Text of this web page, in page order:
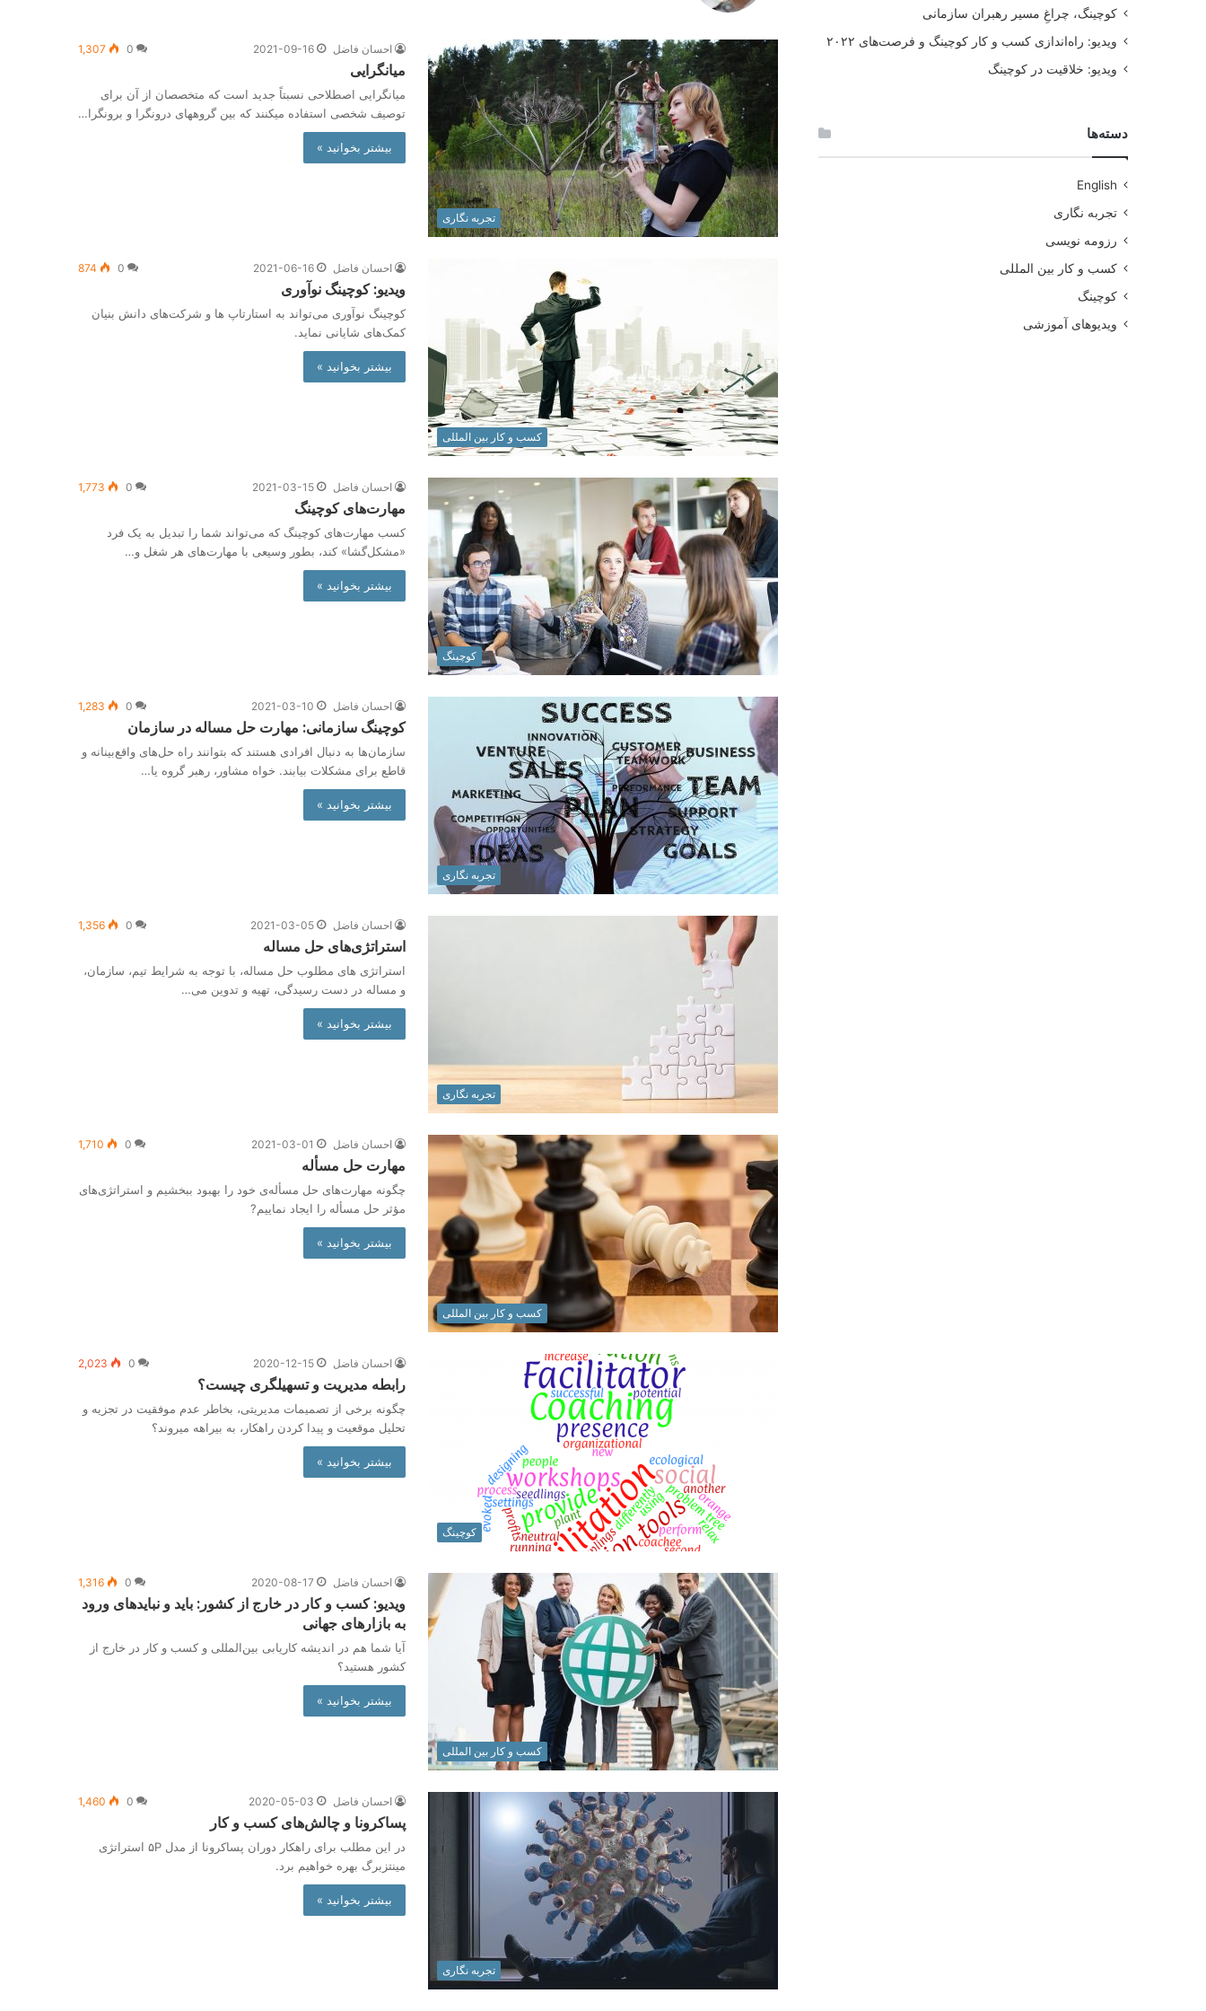
تجربه نگاری
احسان فاضل 2021-09-16
0
1,307
میانگرایی
میان­گرایی اصطلاحی نسبتاً جدید است که متخصصان از آن برای
توصیف شخصی استفاده می­کنند که بین گروه­های درون­گرا و برون­گرا…
بیشتر بخوانید »
کسب و کار بین المللی
احسان فاضل 2021-06-16
0
874
ویدیو: کوچینگ نوآوری
کوچینگ نوآوری می‌تواند به استارتاپ ها و شرکت‌های دانش بنیان
کمک‌های شایانی نماید.
بیشتر بخوانید »
کوچینگ
احسان فاضل 2021-03-15
0
1,773
مهارت‌های کوچینگ
کسب مهارت‌های کوچینگ که می‌تواند شما را تبدیل به یک فرد
«مشکل‌گشا» کند، بطور وسیعی با مهارت‌های هر شغل و…
بیشتر بخوانید »
تجربه نگاری
احسان فاضل 2021-03-10
0
1,283
کوچینگ سازمانی: مهارت حل مساله در سازمان
سازمان‌ها به دنبال افرادی هستند که بتوانند راه حل‌های واقع‌بینانه و
قاطع برای مشکلات بیابند. خواه مشاور، رهبر گروه یا…
بیشتر بخوانید »
تجربه نگاری
احسان فاضل 2021-03-05
0
1,356
استراتژی‌های حل مساله
استراتژی های مطلوب حل مساله، با توجه به شرایط تیم، سازمان،
و مساله در دست رسیدگی، تهیه و تدوین می…
بیشتر بخوانید »
کسب و کار بین المللی
احسان فاضل 2021-03-01
0
1,710
مهارت حل مسأله
چگونه مهارت‌های حل مسأله‌ی خود را بهبود ببخشیم و استراتژی‌های
مؤثر حل مسأله‌ را ایجاد نماییم?
بیشتر بخوانید »
کوچینگ
احسان فاضل 2020-12-15
0
2,023
رابطه مدیریت و تسهیلگری چیست؟
چگونه برخی از تصمیمات مدیریتی، بخاطر عدم موفقیت در تجزیه و
تحلیل موقعیت و پیدا کردن راهکار، به بیراهه می­روند؟
بیشتر بخوانید »
کسب و کار بین المللی
احسان فاضل 2020-08-17
0
1,316
ویدیو: کسب و کار در خارج از کشور: باید و نبایدهای ورود
به بازارهای جهانی
آیا شما هم در اندیشه کاریابی بین‌المللی و کسب و کار در خارج از
کشور هستید؟
بیشتر بخوانید »
تجربه نگاری
احسان فاضل 2020-05-03
0
1,460
پساکرونا و چالش‌های کسب و کار
در این مطلب برای راهکار دوران پساکرونا از مدل ۵P استراتژی
مینتزبرگ بهره خواهیم برد.
بیشتر بخوانید »
کوچینگ، چراغِ مسیر رهبران سازمانی
ویدیو: راه‌اندازی کسب و کار کوچینگ و فرصت‌های ۲۰۲۲
ویدیو: خلاقیت در کوچینگ
دسته‌ها
English
تجربه نگاری
رزومه نویسی
کسب و کار بین المللی
کوچینگ
ویدیوهای آموزشی